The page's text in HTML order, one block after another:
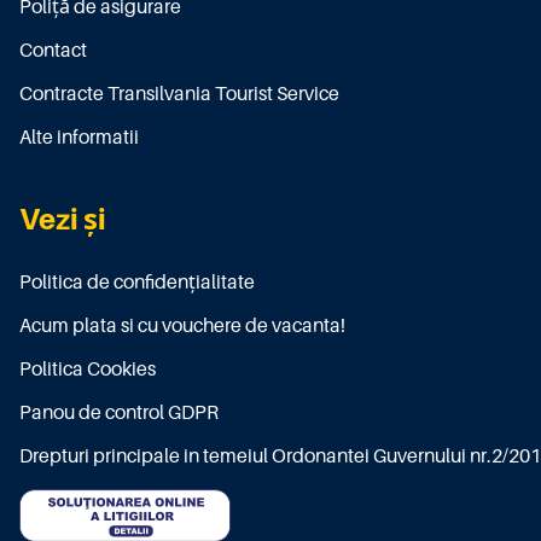
Poliţă de asigurare
Contact
Contracte Transilvania Tourist Service
Alte informatii
Vezi și
Politica de confidențialitate
Acum plata si cu vouchere de vacanta!
Politica Cookies
Panou de control GDPR
Drepturi principale in temeiul Ordonantei Guvernului nr.2/